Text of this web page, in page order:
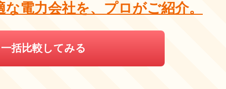
電力会社を、プロがご紹介。
一括比較してみる